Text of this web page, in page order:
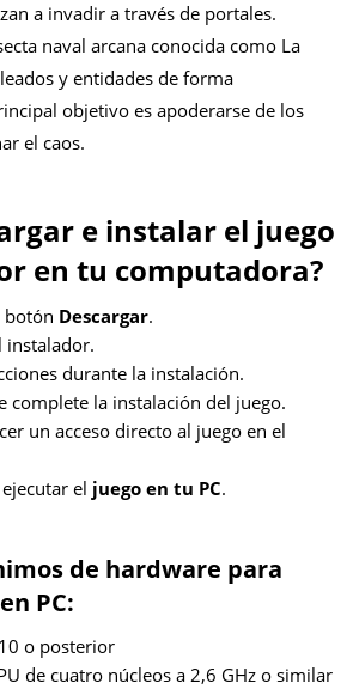
a invadir a través de portales.
naval arcana conocida como La
y entidades de forma
objetivo es apoderarse de los
el caos.
e instalar el juego
en tu computadora?
botón Descargar.
instalador.
durante la instalación.
complete la instalación del juego.
un acceso directo al juego en el
el juego en tu PC.
de hardware para
PC:
o posterior
de cuatro núcleos a 2,6 GHz o similar